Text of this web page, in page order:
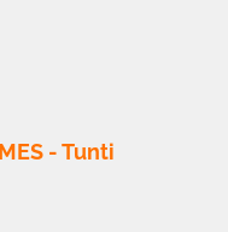
- Tunti